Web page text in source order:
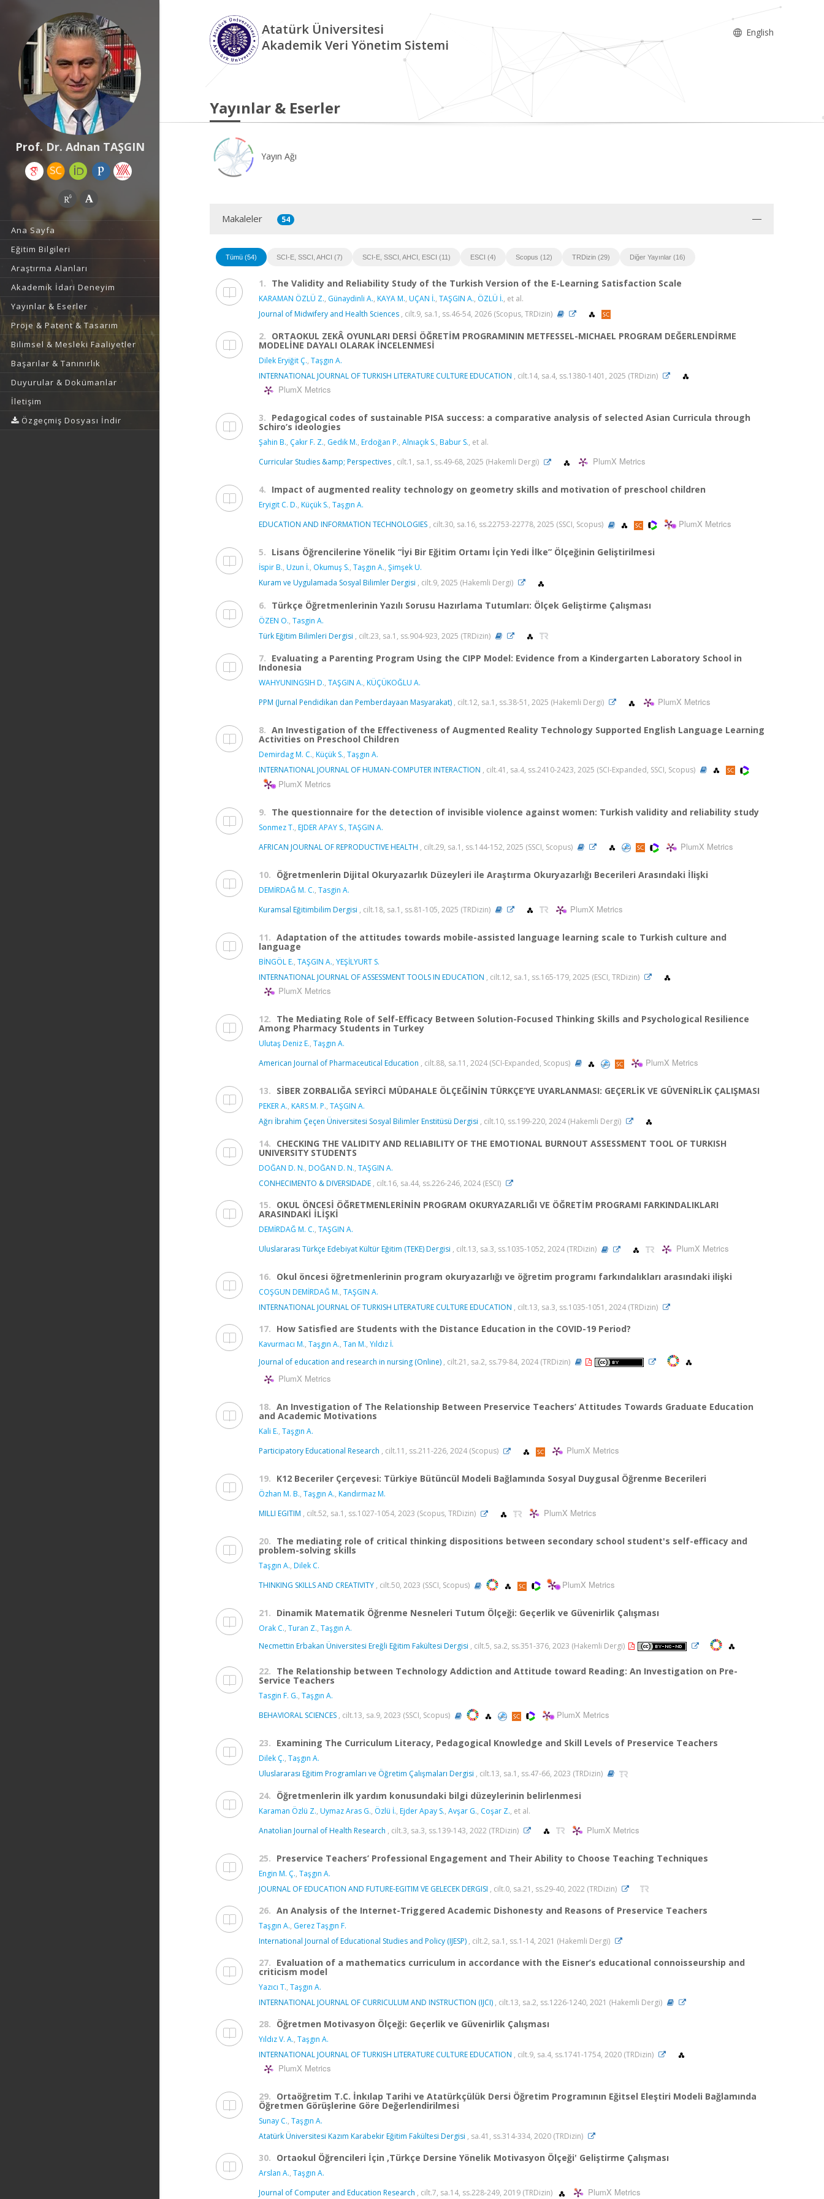
Prof. Dr. Adnan TAŞGIN
Ana Sayfa
Eğitim Bilgileri
Araştırma Alanları
Akademik İdari Deneyim
Yayınlar & Eserler
Proje & Patent & Tasarım
Bilimsel & Mesleki Faaliyetler
Başarılar & Tanınırlık
Duyurular & Dokümanlar
İletişim
Özgeçmiş Dosyası İndir
Atatürk Üniversitesi
Akademik Veri Yönetim Sistemi
English
Yayınlar & Eserler
Yayın Ağı
Makaleler 54
Tümü (54) SCI-E, SSCI, AHCI (7) SCI-E, SSCI, AHCI, ESCI (11) ESCI (4) Scopus (12) TRDizin (29) Diğer Yayınlar (16)
1. The Validity and Reliability Study of the Turkish Version of the E-Learning Satisfaction Scale
KARAMAN ÖZLÜ Z., Günaydinli A., KAYA M., UÇAN İ., TAŞGIN A., ÖZLÜ İ., et al.
Journal of Midwifery and Health Sciences , cilt.9, sa.1, ss.46-54, 2026 (Scopus, TRDizin)
2. ORTAOKUL ZEKÂ OYUNLARI DERSİ ÖĞRETİM PROGRAMININ METFESSEL-MICHAEL PROGRAM DEĞERLENDİRME
MODELİNE DAYALI OLARAK İNCELENMESİ
Dilek Eryiğit Ç., Taşgın A.
INTERNATIONAL JOURNAL OF TURKISH LITERATURE CULTURE EDUCATION , cilt.14, sa.4, ss.1380-1401, 2025 (TRDizin)
PlumX Metrics
3. Pedagogical codes of sustainable PISA success: a comparative analysis of selected Asian Curricula through
Schiro’s ideologies
Şahin B., Çakır F. Z., Gedik M., Erdoğan P., Alnıaçık S., Babur S., et al.
Curricular Studies &amp; Perspectives , cilt.1, sa.1, ss.49-68, 2025 (Hakemli Dergi) PlumX Metrics
4. Impact of augmented reality technology on geometry skills and motivation of preschool children
Eryigit C. D., Küçük S., Taşgın A.
EDUCATION AND INFORMATION TECHNOLOGIES , cilt.30, sa.16, ss.22753-22778, 2025 (SSCI, Scopus) PlumX Metrics
5. Lisans Öğrencilerine Yönelik “İyi Bir Eğitim Ortamı İçin Yedi İlke” Ölçeğinin Geliştirilmesi
İspir B., Uzun İ., Okumuş S., Taşgın A., Şimşek U.
Kuram ve Uygulamada Sosyal Bilimler Dergisi , cilt.9, 2025 (Hakemli Dergi)
6. Türkçe Öğretmenlerinin Yazılı Sorusu Hazırlama Tutumları: Ölçek Geliştirme Çalışması
ÖZEN O., Tasgin A.
Türk Eğitim Bilimleri Dergisi , cilt.23, sa.1, ss.904-923, 2025 (TRDizin)
7. Evaluating a Parenting Program Using the CIPP Model: Evidence from a Kindergarten Laboratory School in
Indonesia
WAHYUNINGSIH D., TAŞGIN A., KÜÇÜKOĞLU A.
PPM (Jurnal Pendidikan dan Pemberdayaan Masyarakat) , cilt.12, sa.1, ss.38-51, 2025 (Hakemli Dergi) PlumX Metrics
8. An Investigation of the Effectiveness of Augmented Reality Technology Supported English Language Learning
Activities on Preschool Children
Demirdag M. C., Küçük S., Taşgın A.
INTERNATIONAL JOURNAL OF HUMAN-COMPUTER INTERACTION , cilt.41, sa.4, ss.2410-2423, 2025 (SCI-Expanded, SSCI, Scopus)
PlumX Metrics
9. The questionnaire for the detection of invisible violence against women: Turkish validity and reliability study
Sonmez T., EJDER APAY S., TAŞGIN A.
AFRICAN JOURNAL OF REPRODUCTIVE HEALTH , cilt.29, sa.1, ss.144-152, 2025 (SSCI, Scopus) PlumX Metrics
10. Öğretmenlerin Dijital Okuryazarlık Düzeyleri ile Araştırma Okuryazarlığı Becerileri Arasındaki İlişki
DEMİRDAĞ M. C., Tasgin A.
Kuramsal Eğitimbilim Dergisi , cilt.18, sa.1, ss.81-105, 2025 (TRDizin) PlumX Metrics
11. Adaptation of the attitudes towards mobile-assisted language learning scale to Turkish culture and
language
BİNGÖL E., TAŞGIN A., YEŞİLYURT S.
INTERNATIONAL JOURNAL OF ASSESSMENT TOOLS IN EDUCATION , cilt.12, sa.1, ss.165-179, 2025 (ESCI, TRDizin)
PlumX Metrics
12. The Mediating Role of Self-Efficacy Between Solution-Focused Thinking Skills and Psychological Resilience
Among Pharmacy Students in Turkey
Ulutaş Deniz E., Taşgın A.
American Journal of Pharmaceutical Education , cilt.88, sa.11, 2024 (SCI-Expanded, Scopus) PlumX Metrics
13. SİBER ZORBALIĞA SEYİRCİ MÜDAHALE ÖLÇEĞİNİN TÜRKÇE’YE UYARLANMASI: GEÇERLİK VE GÜVENİRLİK ÇALIŞMASI
PEKER A., KARS M. P., TAŞGIN A.
Ağrı İbrahim Çeçen Üniversitesi Sosyal Bilimler Enstitüsü Dergisi , cilt.10, ss.199-220, 2024 (Hakemli Dergi)
14. CHECKING THE VALIDITY AND RELIABILITY OF THE EMOTIONAL BURNOUT ASSESSMENT TOOL OF TURKISH
UNIVERSITY STUDENTS
DOĞAN D. N., DOĞAN D. N., TAŞGIN A.
CONHECIMENTO & DIVERSIDADE , cilt.16, sa.44, ss.226-246, 2024 (ESCI)
15. OKUL ÖNCESİ ÖĞRETMENLERİNİN PROGRAM OKURYAZARLIĞI VE ÖĞRETİM PROGRAMI FARKINDALIKLARI
ARASINDAKİ İLİŞKİ
DEMİRDAĞ M. C., TAŞGIN A.
Uluslararası Türkçe Edebiyat Kültür Eğitim (TEKE) Dergisi , cilt.13, sa.3, ss.1035-1052, 2024 (TRDizin) PlumX Metrics
16. Okul öncesi öğretmenlerinin program okuryazarlığı ve öğretim programı farkındalıkları arasındaki ilişki
COŞGUN DEMİRDAĞ M., TAŞGIN A.
INTERNATIONAL JOURNAL OF TURKISH LITERATURE CULTURE EDUCATION , cilt.13, sa.3, ss.1035-1051, 2024 (TRDizin)
17. How Satisfied are Students with the Distance Education in the COVID-19 Period?
Kavurmacı M., Taşgın A., Tan M., Yıldız İ.
Journal of education and research in nursing (Online) , cilt.21, sa.2, ss.79-84, 2024 (TRDizin)
PlumX Metrics
18. An Investigation of The Relationship Between Preservice Teachers’ Attitudes Towards Graduate Education
and Academic Motivations
Kali E., Taşgın A.
Participatory Educational Research , cilt.11, ss.211-226, 2024 (Scopus) PlumX Metrics
19. K12 Beceriler Çerçevesi: Türkiye Bütüncül Modeli Bağlamında Sosyal Duygusal Öğrenme Becerileri
Özhan M. B., Taşgın A., Kandırmaz M.
MILLI EGITIM , cilt.52, sa.1, ss.1027-1054, 2023 (Scopus, TRDizin) PlumX Metrics
20. The mediating role of critical thinking dispositions between secondary school student's self-efficacy and
problem-solving skills
Taşgın A., Dilek C.
THINKING SKILLS AND CREATIVITY , cilt.50, 2023 (SSCI, Scopus) PlumX Metrics
21. Dinamik Matematik Öğrenme Nesneleri Tutum Ölçeği: Geçerlik ve Güvenirlik Çalışması
Orak C., Turan Z., Taşgın A.
Necmettin Erbakan Üniversitesi Ereğli Eğitim Fakültesi Dergisi , cilt.5, sa.2, ss.351-376, 2023 (Hakemli Dergi)
22. The Relationship between Technology Addiction and Attitude toward Reading: An Investigation on Pre-
Service Teachers
Tasgin F. G., Taşgın A.
BEHAVIORAL SCIENCES , cilt.13, sa.9, 2023 (SSCI, Scopus) PlumX Metrics
23. Examining The Curriculum Literacy, Pedagogical Knowledge and Skill Levels of Preservice Teachers
Dilek Ç., Taşgın A.
Uluslararası Eğitim Programları ve Öğretim Çalışmaları Dergisi , cilt.13, sa.1, ss.47-66, 2023 (TRDizin)
24. Öğretmenlerin ilk yardım konusundaki bilgi düzeylerinin belirlenmesi
Karaman Özlü Z., Uymaz Aras G., Özlü İ., Ejder Apay S., Avşar G., Coşar Z., et al.
Anatolian Journal of Health Research , cilt.3, sa.3, ss.139-143, 2022 (TRDizin) PlumX Metrics
25. Preservice Teachers’ Professional Engagement and Their Ability to Choose Teaching Techniques
Engin M. Ç., Taşgın A.
JOURNAL OF EDUCATION AND FUTURE-EGITIM VE GELECEK DERGISI , cilt.0, sa.21, ss.29-40, 2022 (TRDizin)
26. An Analysis of the Internet-Triggered Academic Dishonesty and Reasons of Preservice Teachers
Taşgın A., Gerez Taşgın F.
International Journal of Educational Studies and Policy (IJESP) , cilt.2, sa.1, ss.1-14, 2021 (Hakemli Dergi)
27. Evaluation of a mathematics curriculum in accordance with the Eisner’s educational connoisseurship and
criticism model
Yazıcı T., Taşgın A.
INTERNATIONAL JOURNAL OF CURRICULUM AND INSTRUCTION (IJCI) , cilt.13, sa.2, ss.1226-1240, 2021 (Hakemli Dergi)
28. Öğretmen Motivasyon Ölçeği: Geçerlik ve Güvenirlik Çalışması
Yıldız V. A., Taşgın A.
INTERNATIONAL JOURNAL OF TURKISH LITERATURE CULTURE EDUCATION , cilt.9, sa.4, ss.1741-1754, 2020 (TRDizin)
PlumX Metrics
29. Ortaöğretim T.C. İnkılap Tarihi ve Atatürkçülük Dersi Öğretim Programının Eğitsel Eleştiri Modeli Bağlamında
Öğretmen Görüşlerine Göre Değerlendirilmesi
Sunay C., Taşgın A.
Atatürk Üniversitesi Kazım Karabekir Eğitim Fakültesi Dergisi , sa.41, ss.314-334, 2020 (TRDizin)
30. Ortaokul Öğrencileri İçin ‚Türkçe Dersine Yönelik Motivasyon Ölçeği‛ Geliştirme Çalışması
Arslan A., Taşgın A.
Journal of Computer and Education Research , cilt.7, sa.14, ss.228-249, 2019 (TRDizin) PlumX Metrics